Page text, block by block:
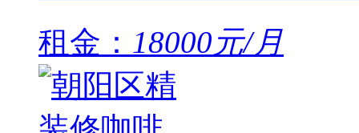
租金： 18000元/月